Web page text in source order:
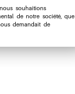
souhaitions
de notre société, que
demandait de